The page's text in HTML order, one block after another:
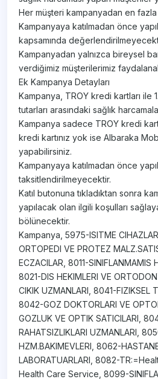
Her müşteri kampanyadan en
Kampanyaya katılmadan önce
kapsamında
Kampanyadan yalnızca bireysel
verdiğimiz müşterilerimiz
Ek Kampanya Detayları
Kampanya, TROY kredi kartları ile
tutarları arasındaki sağlık
Kampanya sadece TROY kredi
kredi kartınız yok ise Albaraka
yapabilirsiniz.
Kampanyaya katılmadan önce
taksitlendirilmeyecektir.
Katıl butonuna tıkladıktan sonra
yapılacak olan ilgili koşulları
bölünecektir.
Kampanya, 5975-ISITME
ORTOPEDI VE PROTEZ
ECZACILAR, 8011-SINIFLANMAMIS
8021-DIS HEKIMLERI VE
CIKIK UZMANLARI, 8041-FIZIKSEL
8042-GOZ DOKTORLARI VE
GOZLUK VE OPTIK SATICILARI,
RAHATSIZLIKLARI UZMANLARI,
HZM.BAKIMEVLERI, 8062-
LABORATUARLARI, 8082-
Health Care Service, 8099-